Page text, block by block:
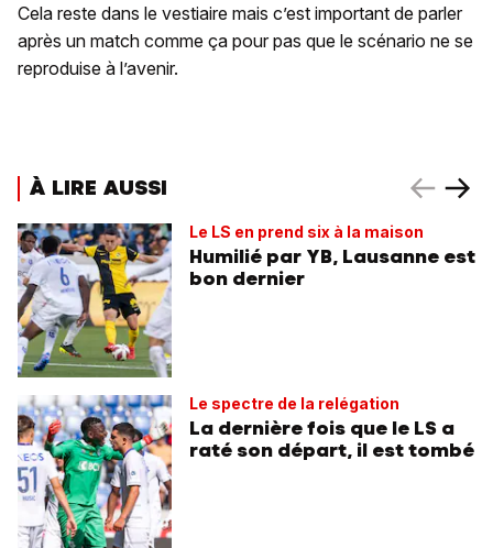
Cela reste dans le vestiaire mais c’est important de parler
après un match comme ça pour pas que le scénario ne se
reproduise à l’avenir.
À LIRE AUSSI
Le LS en prend six à la maison
Humilié par YB, Lausanne est
bon dernier
Le spectre de la relégation
La dernière fois que le LS a
raté son départ, il est tombé